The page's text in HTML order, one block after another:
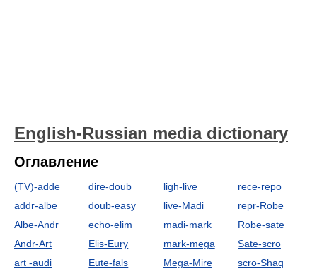
English-Russian media dictionary
Оглавление
(TV)-adde
addr-albe
Albe-Andr
Andr-Art
art -audi
dire-doub
doub-easy
echo-elim
Elis-Eury
Eute-fals
ligh-live
live-Madi
madi-mark
mark-mega
Mega-Mire
rece-repo
repr-Robe
Robe-sate
Sate-scro
scro-Shaq